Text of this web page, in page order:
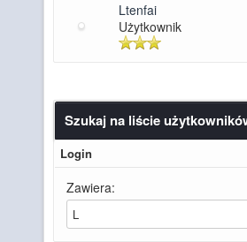
Ltenfai
Użytkownik
Szukaj na liście
Login
Zawiera: